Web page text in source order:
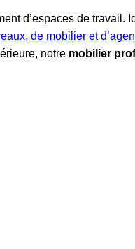
d’espaces de travail.
de mobilier et
notre mobilier